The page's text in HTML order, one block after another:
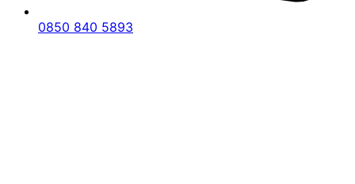
dolandırıcılık, kişisel verilerin hukuka aykırı
0850 840 5893